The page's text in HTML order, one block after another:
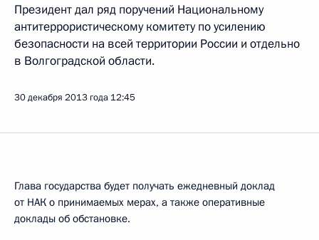
Президент дал ряд поручений Национальному
антитеррористическому комитету по усилению
безопасности на всей территории России и отдельно
в Волгоградской области.
30 декабря 2013 года 12:45
Глава государства будет получать ежедневный доклад
от НАК о принимаемых мерах, а также оперативные
доклады об обстановке.